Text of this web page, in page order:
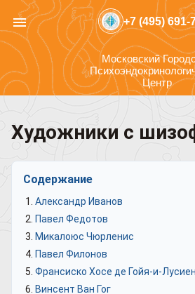
menu +7 (495) 691-
Московский
Центр
Художники с
Содержание
Александр Иванов
Павел Федотов
Микалоюс Чюрленис
Павел Филонов
Франсиско Хосе де Гойя-и-
Винсент Ван Гог